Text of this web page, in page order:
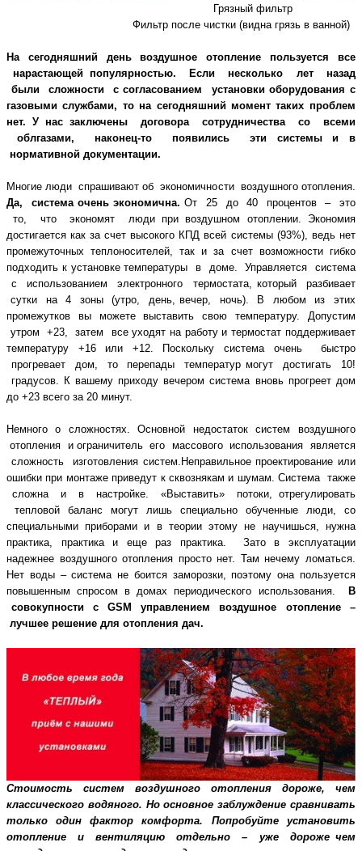
Грязный фильтр
Фильтр после чистки (видна грязь в ванной)
На сегодняшний день воздушное отопление пользуется все
нарастающейпопулярностью. Если несколько лет назад
были сложности с согласованием установкиоборудования с
газовыми службами, то на сегодняшний момент таких проблем
нет. У нас заключены договора сотрудничества со всеми
облгазами, наконец-то появились эти системы и в
нормативной документации.
Многие люди спрашивают об экономичности воздушного отопления.
Да, система очень экономична. От 25 до 40 процентов – это
то, что экономят люди при воздушном отоплении. Экономия
достигается как за счет высокого КПД всей системы (93%), ведь нет
промежуточных теплоносителей, так и за счет возможности гибко
подходить к установкетемпературы в доме. Управляется система
с использованием электронного термостата, который разбивает
сутки на 4 зоны (утро, день, вечер, ночь). В любом из этих
промежутков вы можете выставить свою температуру. Допустим
утром +23, затем всеуходят на работу и термостат поддерживает
температуру +16 или +12. Поскольку система очень быстро
прогревает дом, то перепады температур могут достигать 10!
градусов. Квашему приходу вечером система вновь прогреет дом
до +23 всего за 20 минут.
Немного о сложностях. Основной недостаток систем воздушного
отопления и ограничитель его массового использования является
сложность изготовления систем. Неправильное проектирование или
ошибки при монтаже приведут к сквознякам и шумам. Система также
сложна и в настройке. «Выставить» потоки, отрегулировать
тепловой баланс могут лишь специально обученные люди, со
специальными приборами и в теорииэтому не научишься, нужна
практика, практика и еще раз практика. Зато в эксплуатации
надежнее воздушного отопления просто нет. Там нечему ломаться.
Нет воды – система не боится заморозки, поэтому она пользуется
повышенным спросом в домах периодического использования.
В
совокупности с GSM управлением воздушное отопление –
лучшее решение для отопления дач.
Стоимость систем воздушного отопления дороже, чем
классического водяного. Ноосновное заблуждение сравнивать
только один фактор комфорта. Попробуйте установить
отопление и вентиляцию отдельно – уже дороже чем